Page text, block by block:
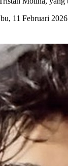
11 Februari